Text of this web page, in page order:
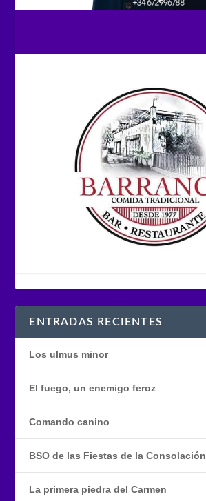
ENTRADAS RECIENTES
Los ulmus minor
El fuego, un enemigo feroz
Comando canino
BSO de las Fiestas de la Consolación
La primera piedra del Carmen